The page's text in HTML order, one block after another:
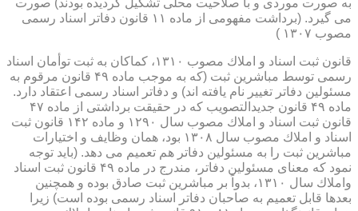
به صورت موردی و با صلاحیت محلی تشكیل گردیده بودند) صورت
می گیرد. (برداشت مفهومی از ماده ۱۱ قانون دفاتر اسناد رسمی
مصوب ۱۳۰۷ )
قانون ثبت اسناد و املاك مصوب ۱۳۱۰، كماكان به ثبت توأمان اسناد
رسمی توسط مباشرین ثبت (كه به موجب ماده ۴۹ قانون مرقوم به
مسئولین دفاتر تغییر نام یافته اند) و دفاتر اسناد رسمی اعتقاد دارد.
ماده ۴۹ قانون جدیدالتصویب كه در حقیقت برداشتی از ماده ۴۷
قانون ثبت اسناد و املاك مصوب سال ۱۲۹۰ و ماده ۱۴۲ قانون ثبت
اسناد و املاك مصوب سال ۱۳۰۸ بود، همان وظایف و اختیارات
مباشرین ثبت را به مسئولین دفاتر هم تعمیم می دهد. (باید توجه
نمود كه معنای مسئولین دفاتر، مندرج در ماده ۴۹ قانون ثبت اسناد
واملاك سال ۱۳۱۰، بدواً بر مباشرین ثبت صادق بوده و همچنین
بعدها قابل تعمیم به صاحبان دفاتر اسناد رسمی بوده است) زیرا